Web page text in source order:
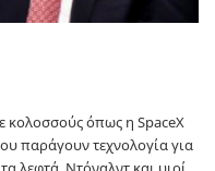
κολοσσούς όπως η SpaceX
παράγουν τεχνολογία για